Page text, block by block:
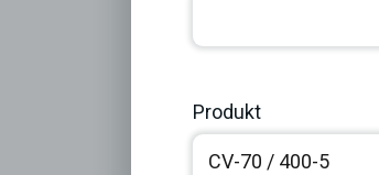
Produkt